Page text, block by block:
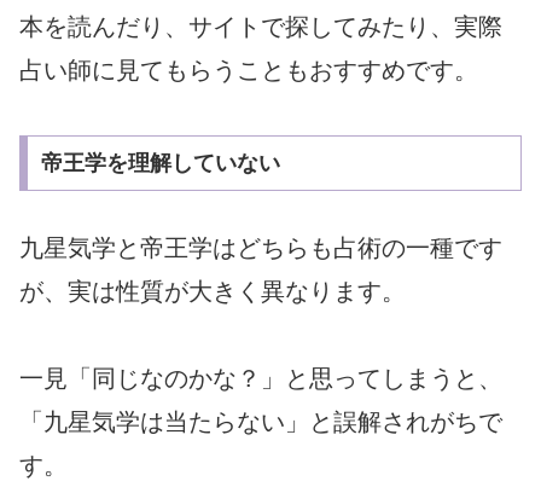
本を読んだり、サイトで探してみたり、実際
占い師に見てもらうこともおすすめです。
帝王学を理解していない
九星気学と帝王学はどちらも占術の一種です
が、実は性質が大きく異なります。
一見「同じなのかな？」と思ってしまうと、
「九星気学は当たらない」と誤解されがちで
す。